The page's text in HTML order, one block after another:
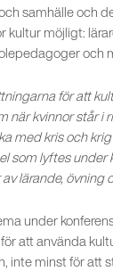
samhälle och
kultur möjligt:
och
för att
när kvinnor står i
med kris och
som lyftes under
lärande, övning
under
att använda
inte minst för att